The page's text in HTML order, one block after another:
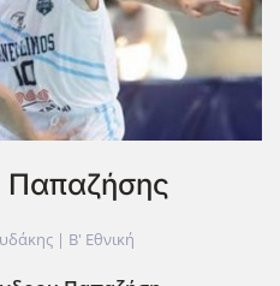
Παπαζήσης
| Β' Εθνική